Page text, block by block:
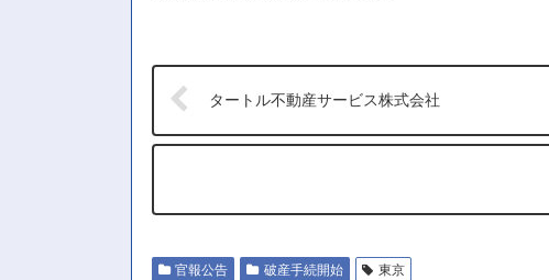
タートル不動産サービス株式会社
官報公告 破産手続開始 東京